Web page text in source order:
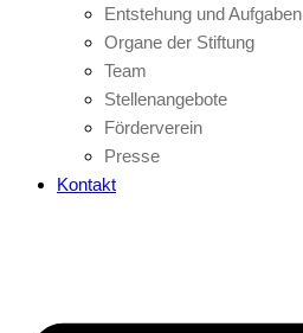
Entstehung und Aufgaben
Organe der Stiftung
Team
Stellenangebote
Förderverein
Presse
Kontakt